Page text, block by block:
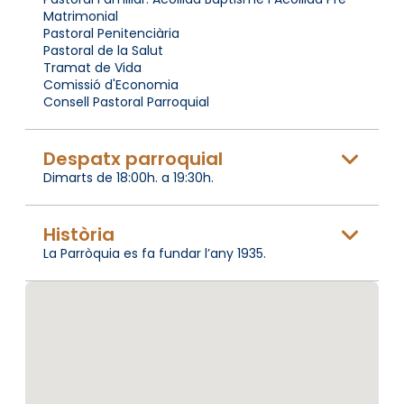
Matrimonial
Pastoral Penitenciària
Pastoral de la Salut
Tramat de Vida
Comissió d'Economia
Consell Pastoral Parroquial
Despatx parroquial
Dimarts de 18:00h. a 19:30h.
Història
La Parròquia es fa fundar l’any 1935.